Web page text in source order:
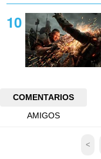
COMENTARIOS
AMIGOS
<